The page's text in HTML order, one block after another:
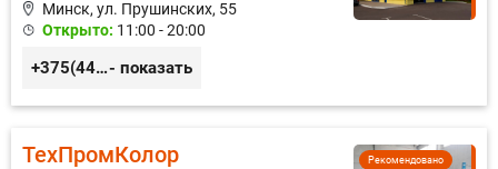
Минск, ул. Прушинских, 55
Открыто: 11:00 - 20:00
+375(44) 559-27-77- показать
Рекомендовано
ТехПромКолор